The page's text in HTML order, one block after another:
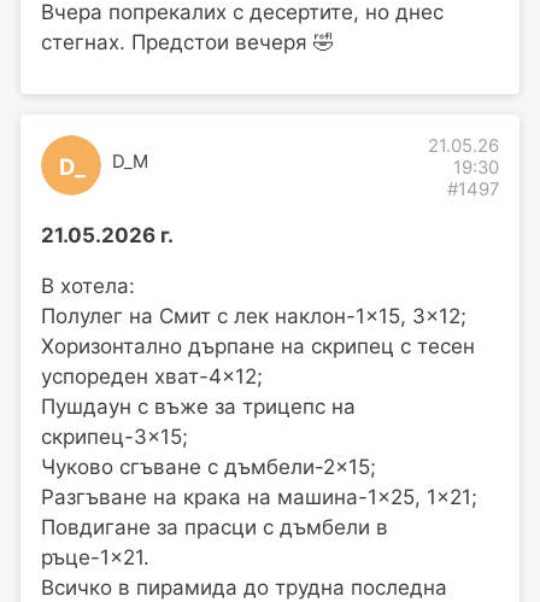
Вчера попрекалих с десертите, но днес
стегнах. Предстои вечеря 🤣
D_ D_M
21.05.26
19:30
#1497
21.05.2026 г.
В хотела:
Полулег на Смит с лек наклон-1×15, 3×12;
Хоризонтално дърпане на скрипец с тесен
успореден хват-4×12;
Пушдаун с въже за трицепс на
скрипец-3×15;
Чуково сгъване с дъмбели-2×15;
Разгъване на крака на машина-1×25, 1×21;
Повдигане за прасци с дъмбели в
ръце-1×21.
Всичко в пирамида до трудна последна